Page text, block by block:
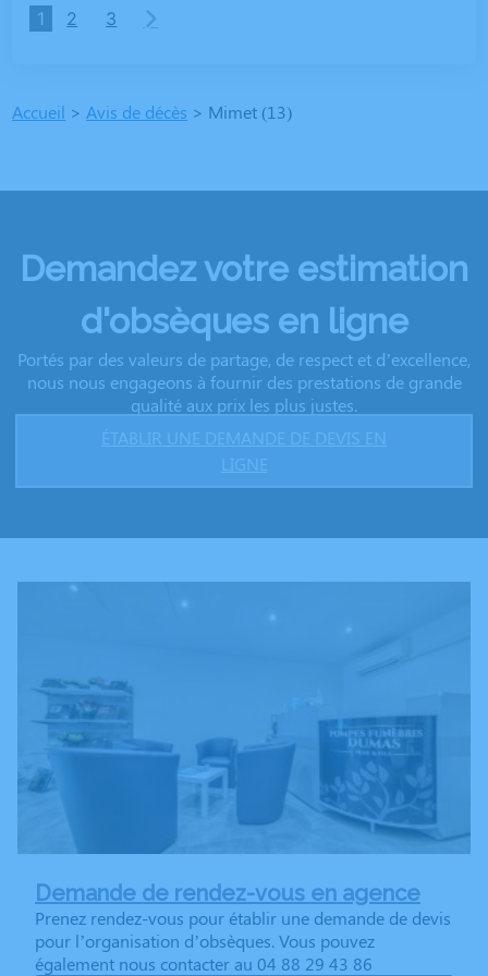
1 2 3
Accueil > Avis de décès > Mimet (13)
Demandez votre estimation
d'obsèques en ligne
Portés par des valeurs de partage, de respect et d’excellence,
nous nous engageons à fournir des prestations de grande
qualité aux prix les plus justes.
ÉTABLIR UNE DEMANDE DE DEVIS EN
LIGNE
Demande de rendez-vous en agence
Prenez rendez-vous pour établir une demande de devis
pour l’organisation d’obsèques. Vous pouvez
également nous contacter au 04 88 29 43 86